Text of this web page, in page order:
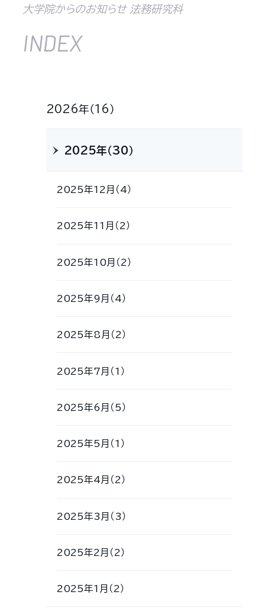
大学院からのお知らせ 法務研究科
INDEX
2026年（16）
2025年（30）
2025年12月（4）
2025年11月（2）
2025年10月（2）
2025年9月（4）
2025年8月（2）
2025年7月（1）
2025年6月（5）
2025年5月（1）
2025年4月（2）
2025年3月（3）
2025年2月（2）
2025年1月（2）